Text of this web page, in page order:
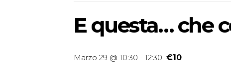
E questa… che
Marzo 29 @ 10:30 - 12:30 €10